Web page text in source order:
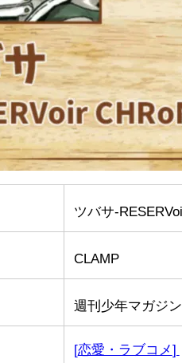
ツバサ-
CLAMP
週刊少年マガジン
[恋愛・ラブコメ]